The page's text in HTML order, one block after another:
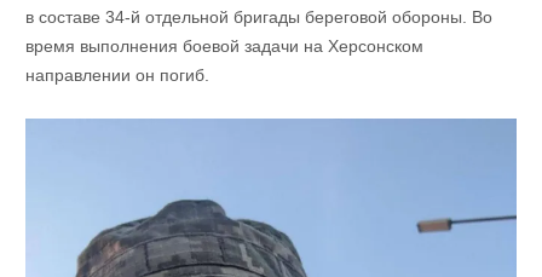
в составе 34-й отдельной бригады береговой обороны. Во
время выполнения боевой задачи на Херсонском
направлении он погиб.